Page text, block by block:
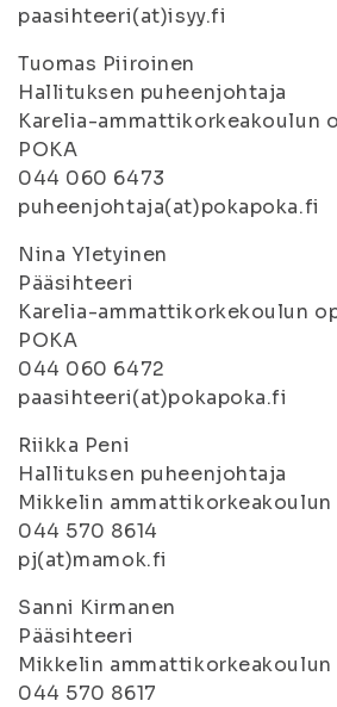
paasihteeri(at)isyy.fi
Tuomas Piiroinen
Hallituksen puheenjohtaja
Karelia-ammattikorkeakoulun
POKA
044 060 6473
puheenjohtaja(at)pokapoka.fi
Nina Yletyinen
Pääsihteeri
Karelia-ammattikorkekoulun
POKA
044 060 6472
paasihteeri(at)pokapoka.fi
Riikka Peni
Hallituksen puheenjohtaja
Mikkelin
044 570 8614
pj(at)mamok.fi
Sanni Kirmanen
Pääsihteeri
Mikkelin
044 570 8617